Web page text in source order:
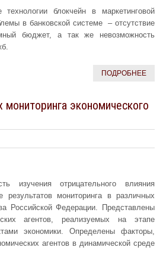
блокчейн в маркетинговой
в банковской системе – отсутствие
бюджет, а так же невозможность
ПОДРОБНЕЕ
экономического
изучения отрицательного влияния
результатов мониторинга в различных
Российской Федерации. Представлены
агентов, реализуемых на этапе
экономики. Определены факторы,
агентов в динамической среде